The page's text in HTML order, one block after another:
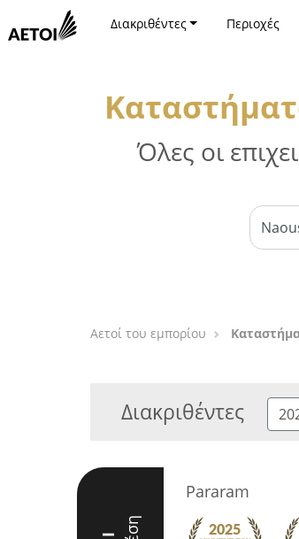
Διακριθέντες Περιοχές
Όλες οι
Αετοί του εμπορίου
Διακριθέντες
I
Pararam